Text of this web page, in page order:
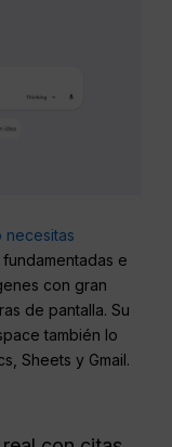
necesitas
e
con gran
de pantalla. Su
también lo
Sheets y Gmail.